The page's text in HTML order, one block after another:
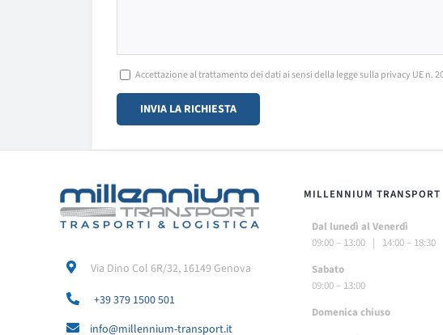
Accettazione al trattamento dei dati ai sensi della legge sulla privacy UE n.
Via Dino Col 6R/32, 16149 Genova
+39 379 1500 501
info@millennium-transport.it
MILLENNIUM TRANSPORT
Dal lunedì al Venerdì
09:00 – 13:00 | 14:00 – 18:30
Sabato
09:00 – 13:00
Domenica chiuso